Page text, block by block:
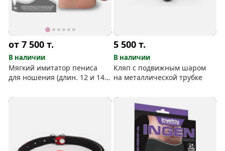
от 7 500т.
В наличии
Мягкий имитатор пениса
для ношения (длин. 12 и 14
5 500т.
В наличии
Кляп с подвижным шаром
на металлической трубке